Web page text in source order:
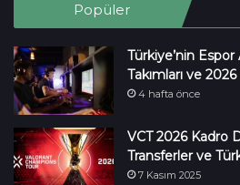
Popüler
Türkiye’nin Espor
Takımları ve 2026
4 hafta önce
VCT 2026 Kadro
Transferler ve
7 Kasım 2025